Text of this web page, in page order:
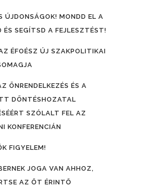
ÚJDONSÁGOK! MONDD EL A
ÉS SEGÍTSD A FEJLESZTÉST!
ÉFOÉSZ ÚJ SZAKPOLITIKAI
ÖNRENDELKEZÉS ÉS A
DÖNTÉSHOZATAL
SZÓLALT FEL AZ
KONFERENCIÁN
FIGYELEM!
JOGA VAN AHHOZ,
AZ ŐT ÉRINTŐ